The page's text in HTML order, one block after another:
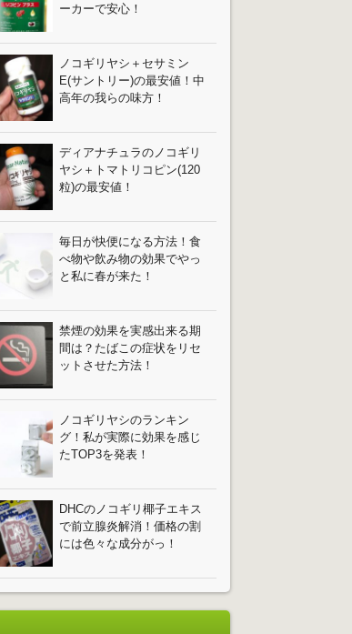
ーカーで安心！
ノコギリヤシ＋セサミン
E(サントリー)の最安値！中
高年の我らの味方！
ディアナチュラのノコギリ
ヤシ＋トマトリコピン(120
粒)の最安値！
毎日が快便になる方法！食
べ物や飲み物の効果でやっ
と私に春が来た！
禁煙の効果を実感出来る期
間は？たばこの症状をリセ
ットさせた方法！
ノコギリヤシのランキン
グ！私が実際に効果を感じ
たTOP3を発表！
DHCのノコギリ椰子エキス
で前立腺炎解消！価格の割
には色々な成分がっ！